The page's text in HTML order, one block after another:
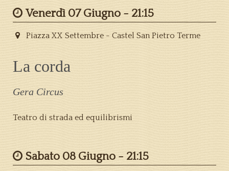
Venerdì 07 Giugno - 21:15
Piazza XX Settembre - Castel San Pietro Terme
La corda
Gera Circus
Teatro di strada ed equilibrismi
Sabato 08 Giugno - 21:15